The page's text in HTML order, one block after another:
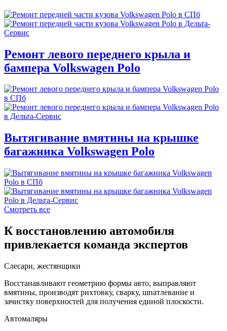
Ремонт левого переднего крыла и
бампера Volkswagen Polo
Вытягивание вмятины на крышке
багажника Volkswagen Polo
Смотреть все
К восстановлению автомобиля
привлекается команда экспертов
Слесари, жестянщики
Восстанавливают геометрию формы авто, выправляют
вмятины, производят рихтовку, сварку, шпатлевание и
зачистку поверхностей для получения единой плоскости.
Автомаляры